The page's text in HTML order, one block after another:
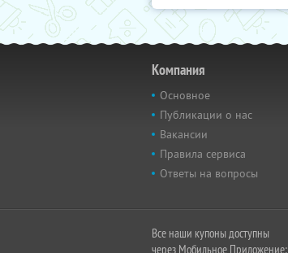
Компания
Основное
Публикации о нас
Вакансии
Правила сервиса
Ответы на вопросы
Все наши купоны доступны
через Мобильное Приложение: